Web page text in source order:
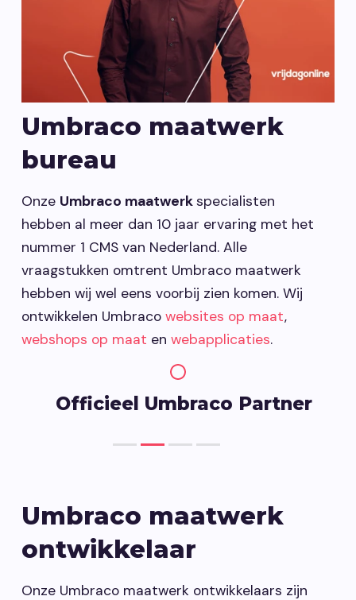
Contact opnemen
Umbraco maatwerk
bureau
Onze Umbraco maatwerkspecialisten
hebben al meer dan 10 jaar ervaring met het
nummer 1 CMS van Nederland. Alle
vraagstukken omtrent Umbraco maatwerk
hebben wij wel eens voorbij zien komen. Wij
ontwikkelen Umbraco websites op maat,
webshops op maat en webapplicaties.
Officieel Umbraco Partner
Umbraco maatwerk
ontwikkelaar
Onze Umbraco maatwerk ontwikkelaars zijn